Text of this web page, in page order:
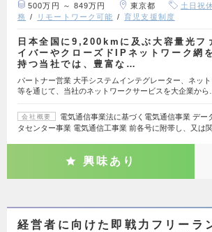
500万円 ～ 849万円 東京都 土日祝
務
リモートワーク可能 育児支援制度
日本全国に9,200kmに及ぶ大容量光フ
イバーやクローズドIPネットワーク網
持つ当社では、豊富な…
パートナー営業 大手システムインテグレーター、ネッ
等を通じて、当社のネットワークサービスを大企業から…
会社概要
電気通信事業法に基づく電気通信事業 デー
タセンター事業 電気通信工事業 前各号に附帯し、又は
興味あり
経営者に向けた即戦力フリーラ